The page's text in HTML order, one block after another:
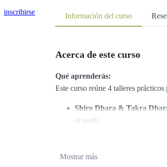
inscribirse
Información del curso
Acerca de este curso
Qué aprenderás:
Este curso reúne 4 talleres
Shiro Dhara & Takra
el sueño.
Abhyanga:
Mostrar más